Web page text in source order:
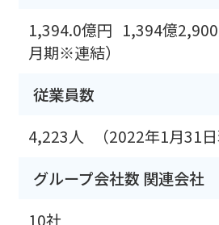
1,394.0億円 1,394億
月期※連結）
従業員数
4,223人
（2022年1月31日
グループ会社数 関連会社
10社